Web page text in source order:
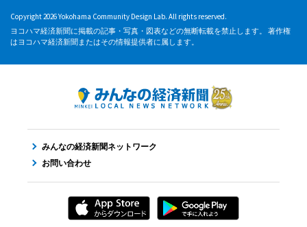
Copyright 2026 Yokohama Community Design Lab. All rights reserved.
ヨコハマ経済新聞に掲載の記事・写真・図表などの無断転載を禁止します。 著作権
はヨコハマ経済新聞またはその情報提供者に属します。
みんなの経済新聞ネットワーク
お問い合わせ